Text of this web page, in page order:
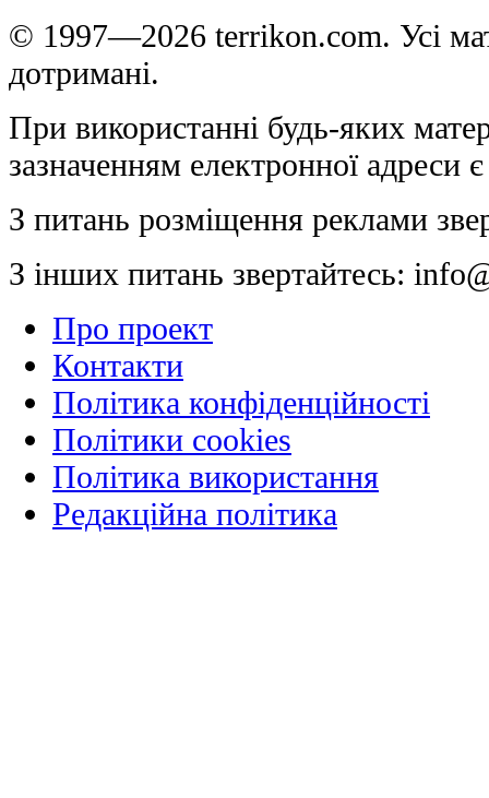
© 1997—2026 terrikon.com. Усі
дотримані.
При використанні будь-яких
зазначенням електронної адреси
З питань розміщення реклами
З інших питань звертайтесь:
Про проект
Контакти
Політика конфіденційності
Політики cookies
Політика використання
Редакційна політика